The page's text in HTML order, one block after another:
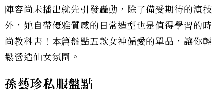
陣容尚未播出就先引發轟動，除了備受期待的演技
外，她自帶優雅質感的日常造型也是值得學習的時
尚教科書！本篇盤點五款女神偏愛的單品，讓你輕
鬆營造仙女氛圍。
孫藝珍私服盤點